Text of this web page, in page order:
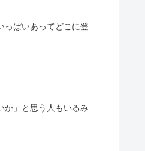
っぱいあってどこに登
か」と思う人もいるみ